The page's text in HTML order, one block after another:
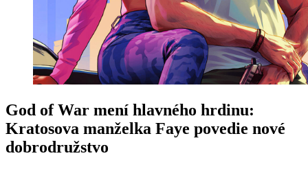
God of War mení hlavného hrdinu:
Kratosova manželka Faye povedie nové
dobrodružstvo